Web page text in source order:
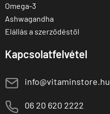
Omega-3
Ashwagandha
Elállás a szerződéstől
Kapcsolatfelvétel
E info@vitaminstore.hu
M 06 20 620 2222